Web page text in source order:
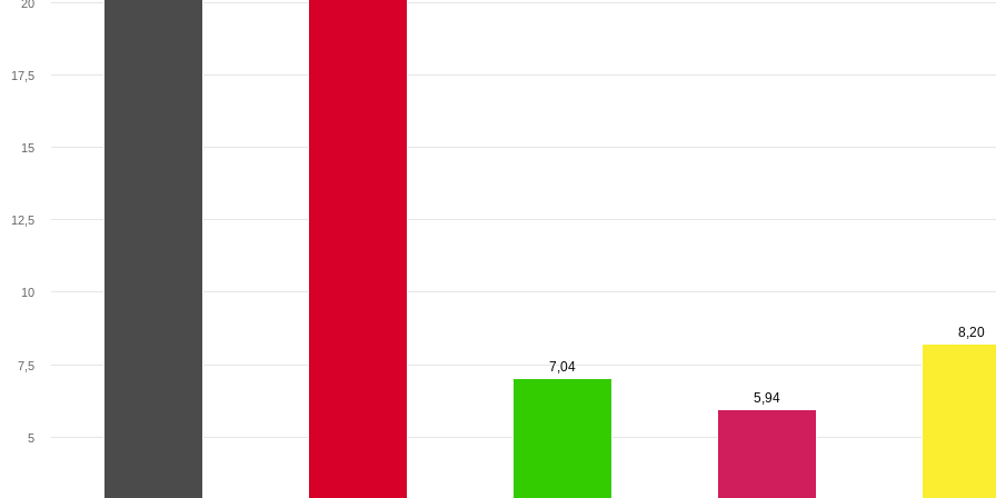
7,04
7,04
5,94
5,94
8,20
8,20
5
7,5
10
12,5
15
17,5
20